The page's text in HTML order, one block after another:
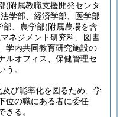
(附属教職支援開発センタ
法学部、経済学部、医学部
部、農学部(附属農場を含
ネジメント研究科、図書
学内共同教育研究施設の
ルオフィス、保健管理セ
う。
び能率化を図るため、学
位の職にある者に委任
きる。